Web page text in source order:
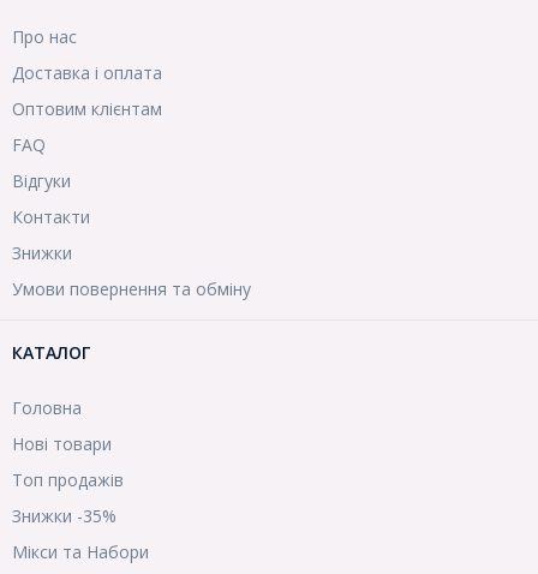
Про нас
Доставка і оплата
Оптовим клієнтам
FAQ
Відгуки
Контакти
Знижки
Умови повернення та обміну
КАТАЛОГ
Головна
Нові товари
Топ продажів
Знижки -35%
Мікси та Набори